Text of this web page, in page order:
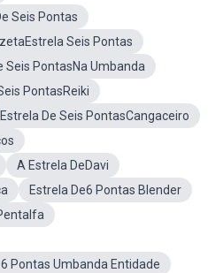
Seis Pontas
Seis Pontas
Seis PontasNa Umbanda
PontasReiki
Estrela De Seis PontasCangaceiro
A Estrela DeDavi
Estrela De6 Pontas Blender
Pontas Umbanda Entidade